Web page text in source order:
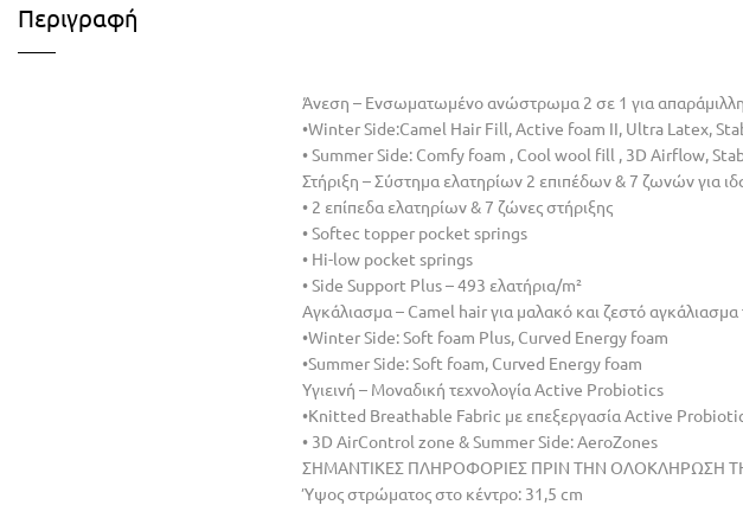
Περιγραφή
Άνεση – Ενσωματωμένο ανώστρωμα 2 σε 1 για απαράµιλλη
•Winter Side:Camel Hair Fill, Active foam II, Ultra Latex,
• Summer Side: Comfy foam , Cool wool fill , 3D Airflow,
Στήριξη – Σύστημα ελατηρίων 2 επιπέδων & 7 ζωνών για
• 2 επίπεδα ελατηρίων & 7 ζώνες στήριξης
• Softec topper pocket springs
• Hi-low pocket springs
• Side Support Plus – 493 ελατήρια/m²
Aγκάλιασμα – Camel hair για µαλακό και ζεστό
•Winter Side: Soft foam Plus, Curved Energy foam
•Summer Side: Soft foam, Curved Energy foam
Υγιεινή – Mοναδική τεχνολογία Active Probiotics
•Knitted Breathable Fabric με επεξεργασία Active
• 3D AirControl zone & Summer Side: AeroZones
ΣΗΜΑΝΤΙΚΕΣ ΠΛΗΡΟΦΟΡΙΕΣ ΠΡΙΝ ΤΗΝ ΟΛΟΚΛΗΡΩΣΗ
Ύψος στρώματος στο κέντρο: 31,5 cm